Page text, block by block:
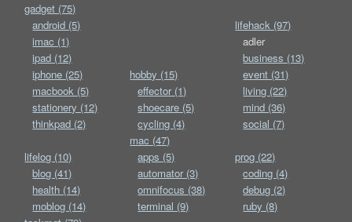
gadget (75)
android (5)
imac (1)
ipad (12)
iphone (25)
macbook (5)
stationery (12)
thinkpad (2)
hobby (15)
effector (1)
shoecare (5)
cycling (4)
lifehack (97)
adler
business (13)
event (31)
living (22)
mind (36)
social (7)
lifelog (10)
blog (41)
health (14)
moblog (14)
mac (47)
apps (5)
automator (3)
omnifocus (38)
terminal (9)
prog (22)
coding (4)
debug (2)
ruby (8)